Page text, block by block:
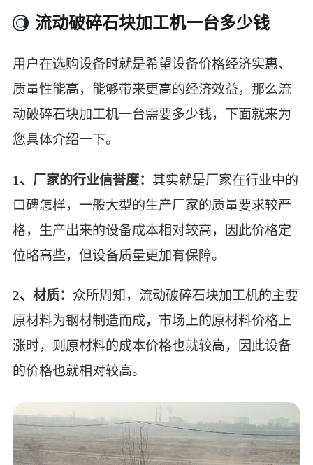
流动破碎石块加工机一台多少钱
用户在选购设备时就是希望设备价格经济实惠、
质量性能高，能够带来更高的经济效益，那么流
动破碎石块加工机一台需要多少钱，下面就来为
您具体介绍一下。
1、厂家的行业信誉度： 其实就是厂家在行业中的
口碑怎样，一般大型的生产厂家的质量要求较严
格，生产出来的设备成本相对较高，因此价格定
位略高些，但设备质量更加有保障。
2、材质： 众所周知，流动破碎石块加工机的主要
原材料为钢材制造而成，市场上的原材料价格上
涨时，则原材料的成本价格也就较高，因此设备
的价格也就相对较高。